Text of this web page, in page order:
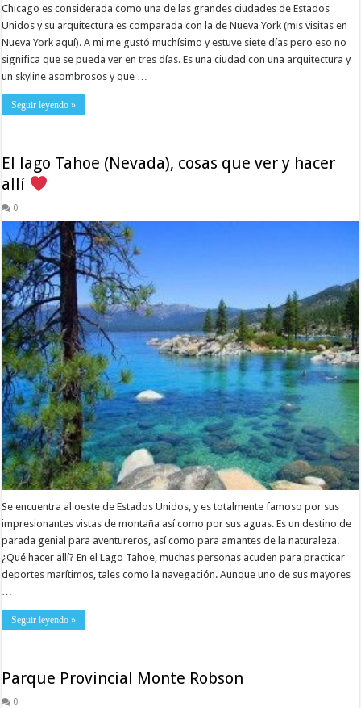
Chicago es considerada como una de las grandes ciudades de Estados
Unidos y su arquitectura es comparada con la de Nueva York (mis visitas en
Nueva York aquí). A mi me gustó muchísimo y estuve siete días pero eso no
significa que se pueda ver en tres días. Es una ciudad con una arquitectura y
un skyline asombrosos y que …
Seguir leyendo »
El lago Tahoe (Nevada), cosas que ver y hacer
allí
0
Se encuentra al oeste de Estados Unidos, y es totalmente famoso por sus
impresionantes vistas de montaña así como por sus aguas. Es un destino de
parada genial para aventureros, así como para amantes de la naturaleza.
¿Qué hacer allí? En el Lago Tahoe, muchas personas acuden para practicar
deportes marítimos, tales como la navegación. Aunque uno de sus mayores
Seguir leyendo »
Parque Provincial Monte Robson
0